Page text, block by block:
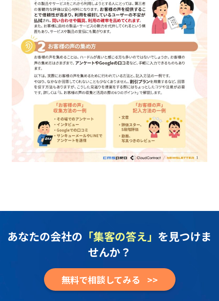
あなたの会社の 「集客の答え」 を見つけま
せんか？
無料で相談してみる